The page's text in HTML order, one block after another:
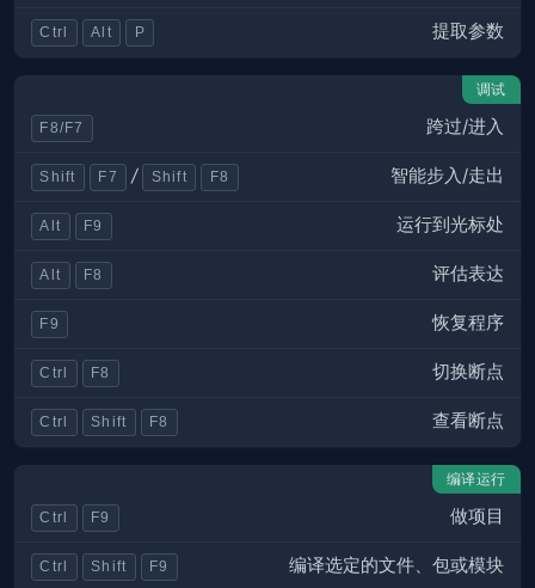
Ctrl Alt P 提取参数
调试
F8/F7 跨过/进入
Shift F7 / Shift F8 智能步入/走出
Alt F9 运行到光标处
Alt F8 评估表达
F9 恢复程序
Ctrl F8 切换断点
Ctrl Shift F8 查看断点
编译运行
Ctrl F9 做项目
Ctrl Shift F9 编译选定的文件、包或模块